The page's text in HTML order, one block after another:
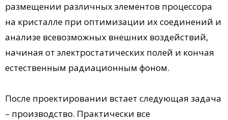
размещении различных элементов процессора
на кристалле при оптимизации их соединений и
анализе всевозможных внешних воздействий,
начиная от электростатических полей и кончая
естественным радиационным фоном.
После проектировании встает следующая задача
– производство. Практически все